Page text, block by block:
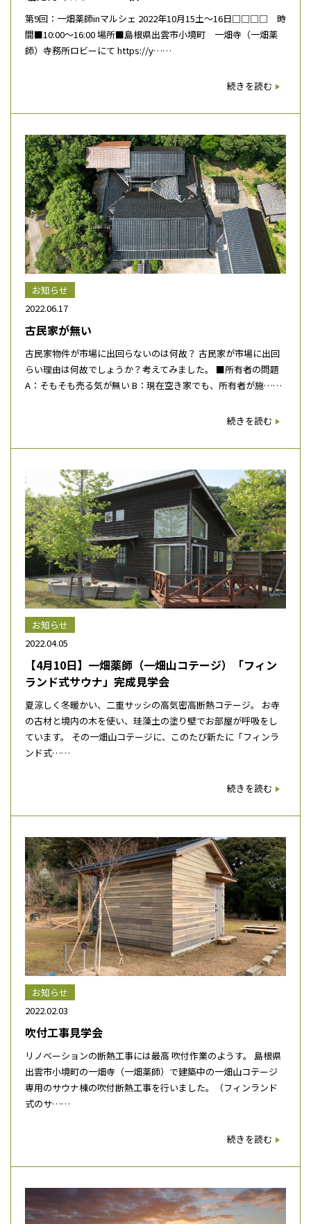
第9回：一畑薬師inマルシェ 2022年10月15土～16日□□□□ 時
間■10:00～16:00 場所■島根県出雲市小境町 一畑寺（一畑薬
師）寺務所ロビーにて https://y……
続きを読む
お知らせ
2022.06.17
古民家が無い
古民家物件が市場に出回らないのは何故？ 古民家が市場に出回
らい理由は何故でしょうか？考えてみました。 ■所有者の問題
A：そもそも売る気が無い B：現在空き家でも、所有者が施……
続きを読む
お知らせ
2022.04.05
【4月10日】一畑薬師（一畑山コテージ）「フィン
ランド式サウナ」完成見学会
夏涼しく冬暖かい、二重サッシの高気密高断熱コテージ。 お寺
の古材と境内の木を使い、珪藻土の塗り壁でお部屋が呼吸をし
ています。 その一畑山コテージに、このたび新たに「フィンラ
ンド式……
続きを読む
お知らせ
2022.02.03
吹付工事見学会
リノベーションの断熱工事には最高 吹付作業のようす。 島根県
出雲市小境町の一畑寺（一畑薬師）で建築中の一畑山コテージ
専用のサウナ棟の吹付断熱工事を行いました。（フィンランド
式のサ……
続きを読む